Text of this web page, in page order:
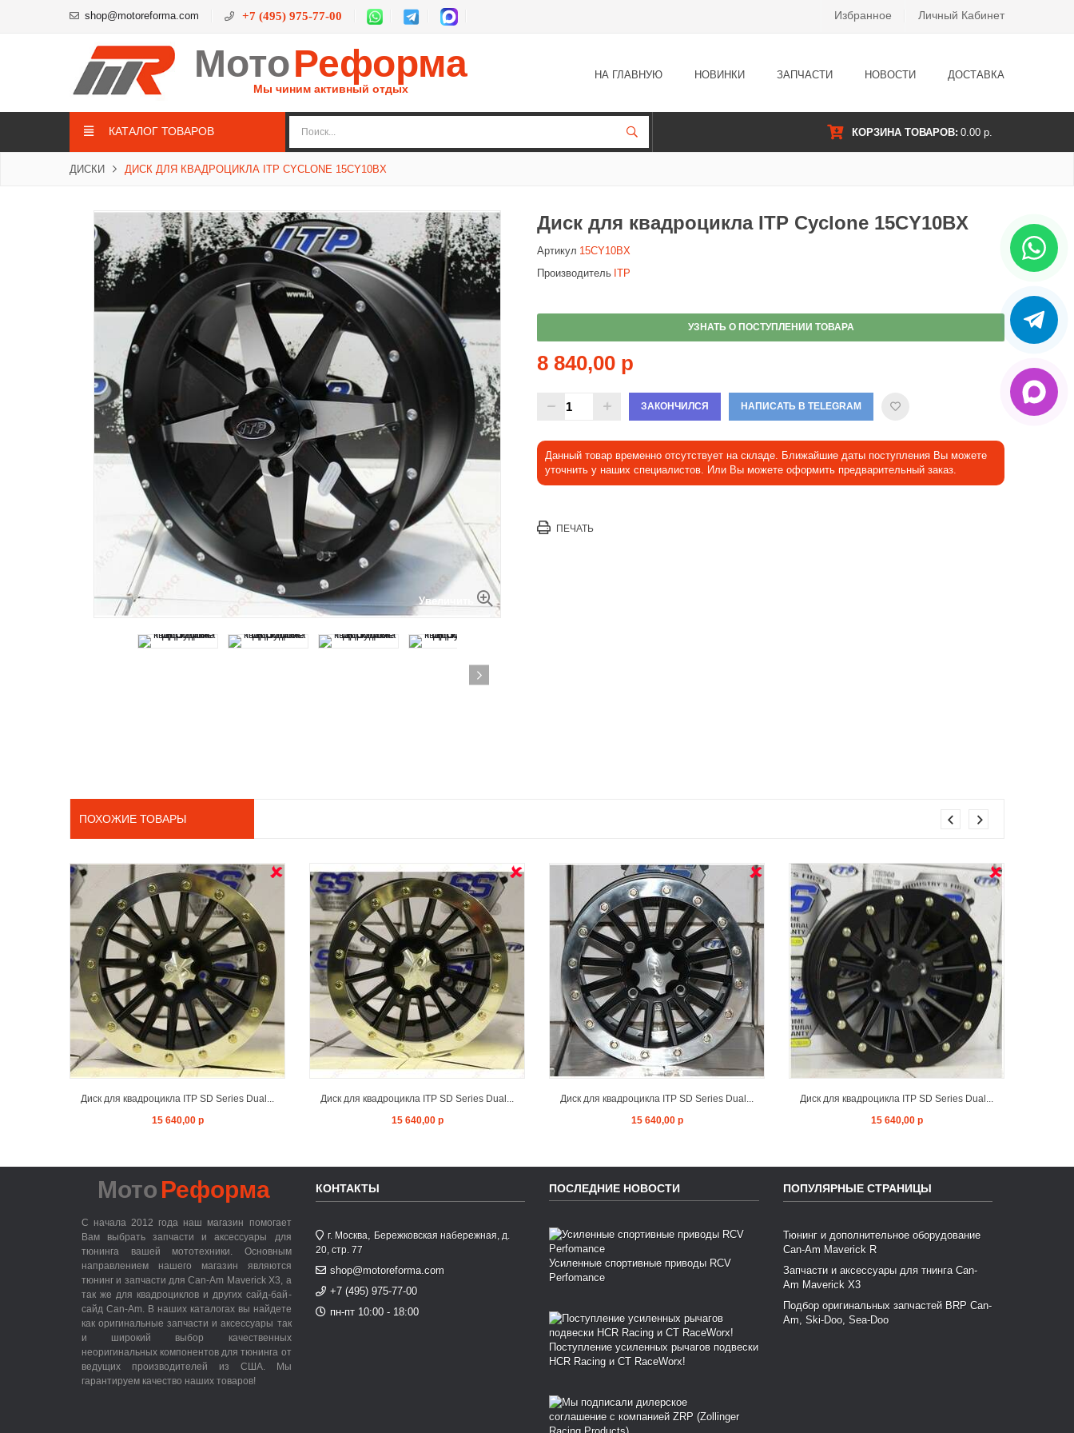
shop@motoreforma.com +7 (495) 975-77-00 Избранное Личный Кабинет
МотоРеформа
Мы чиним активный отдых
НА ГЛАВНУЮ НОВИНКИ ЗАПЧАСТИ НОВОСТИ ДОСТАВКА
КАТАЛОГ ТОВАРОВ КОРЗИНА ТОВАРОВ: 0.00 р.
ДИСКИ ДИСК ДЛЯ КВАДРОЦИКЛА ITP CYCLONE 15CY10BX
Увеличить
Диск для квадроцикла ITP Cyclone 15CY10BX
Артикул 15CY10BX
Производитель ITP
УЗНАТЬ О ПОСТУПЛЕНИИ ТОВАРА
8 840,00 р
ЗАКОНЧИЛСЯ НАПИСАТЬ В TELEGRAM
Данный товар временно отсутствует на складе. Ближайшие даты поступления Вы можете
уточнить у наших специалистов. Или Вы можете оформить предварительный заказ.
ПЕЧАТЬ
ПОХОЖИЕ ТОВАРЫ
Диск для квадроцикла ITP SD Series Dual...
15 640,00 р
OUT STOCK
Диск для квадроцикла ITP SD Series Dual...
15 640,00 р
OUT STOCK
Диск для квадроцикла ITP SD Series Dual...
15 640,00 р
OUT STOCK
Диск для квадроцикла ITP SD Series Dual...
15 640,00 р
OUT STOCK
Мото Реформа
С начала 2012 года наш магазин помогает
Вам выбрать запчасти и аксессуары для
тюнинга вашей мототехники. Основным
направлением нашего магазин являются
тюнинг и запчасти для Can-Am Maverick X3, а
так же для квадроциклов и других сайд-бай-
сайд Can-Am. В наших каталогах вы найдете
как оригинальные запчасти и аксессуары так
и широкий выбор качественных
неоригинальных компонентов для тюнинга от
ведущих производителей из США. Мы
гарантируем качество наших товаров!
КОНТАКТЫ
г. Москва, Бережковская набережная, д.
20, стр. 77
shop@motoreforma.com
+7 (495) 975-77-00
пн-пт 10:00 - 18:00
ПОСЛЕДНИЕ НОВОСТИ
Усиленные спортивные приводы RCV
Perfomance
Поступление усиленных рычагов подвески
HCR Racing и CT RaceWorx!
ПОПУЛЯРНЫЕ СТРАНИЦЫ
Тюнинг и дополнительное оборудование
Can-Am Maverick R
Запчасти и аксессуары для тнинга Can-
Am Maverick X3
Подбор оригинальных запчастей BRP Can-
Am, Ski-Doo, Sea-Doo